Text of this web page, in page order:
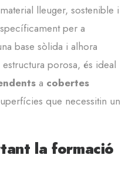
lleuger, sostenible i
per a
base sòlida i alhora
porosa, és ideal
a cobertes
que necessitin un
la formació